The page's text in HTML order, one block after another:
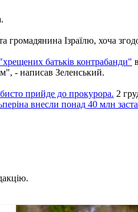
громадянина Ізраїлю, хоча
батьків контрабанди"
- написав Зеленський.
прийде до прокурора. 2
внесли понад 40 млн